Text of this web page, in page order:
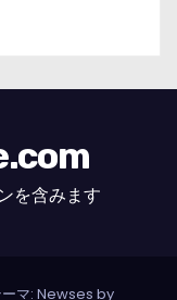
を含みます
ーマ: Newses by